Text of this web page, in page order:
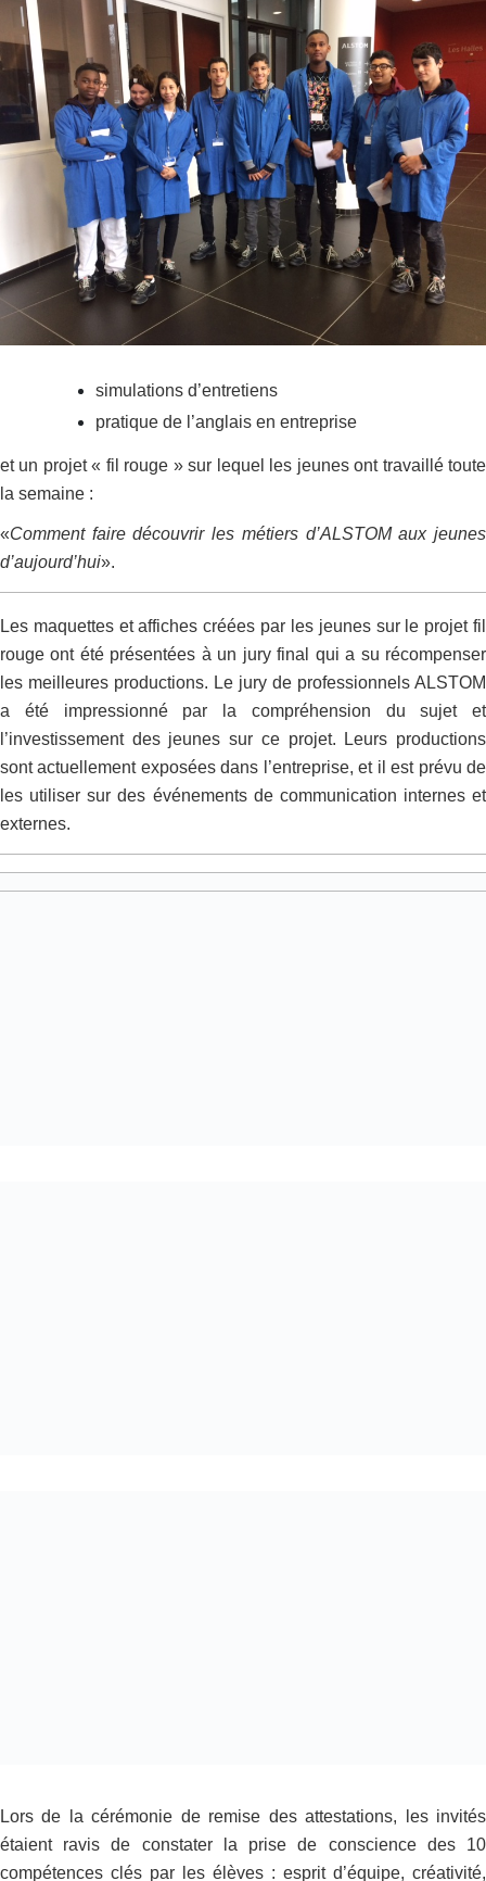
simulations d’entretiens
pratique de l’anglais en entreprise
et un projet « fil rouge » sur lequel les jeunes ont travaillé toute
la semaine :
«Comment faire découvrir les métiers d’ALSTOM aux jeunes
d’aujourd’hui».
Les maquettes et affiches créées par les jeunes sur le projet fil
rouge ont été présentées à un jury final qui a su récompenser
les meilleures productions. Le jury de professionnels ALSTOM
a été impressionné par la compréhension du sujet et
l’investissement des jeunes sur ce projet. Leurs productions
sont actuellement exposées dans l’entreprise, et il est prévu de
les utiliser sur des événements de communication internes et
externes.
Lors de la cérémonie de remise des attestations, les invités
étaient ravis de constater la prise de conscience des 10
compétences clés par les élèves : esprit d’équipe, créativité,